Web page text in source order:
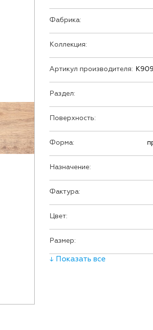
Фабрика:
Коллекция:
Артикул производителя:
Раздел:
Поверхность:
Форма:
Назначение:
Фактура:
Цвет:
Размер:
↓ Показать все